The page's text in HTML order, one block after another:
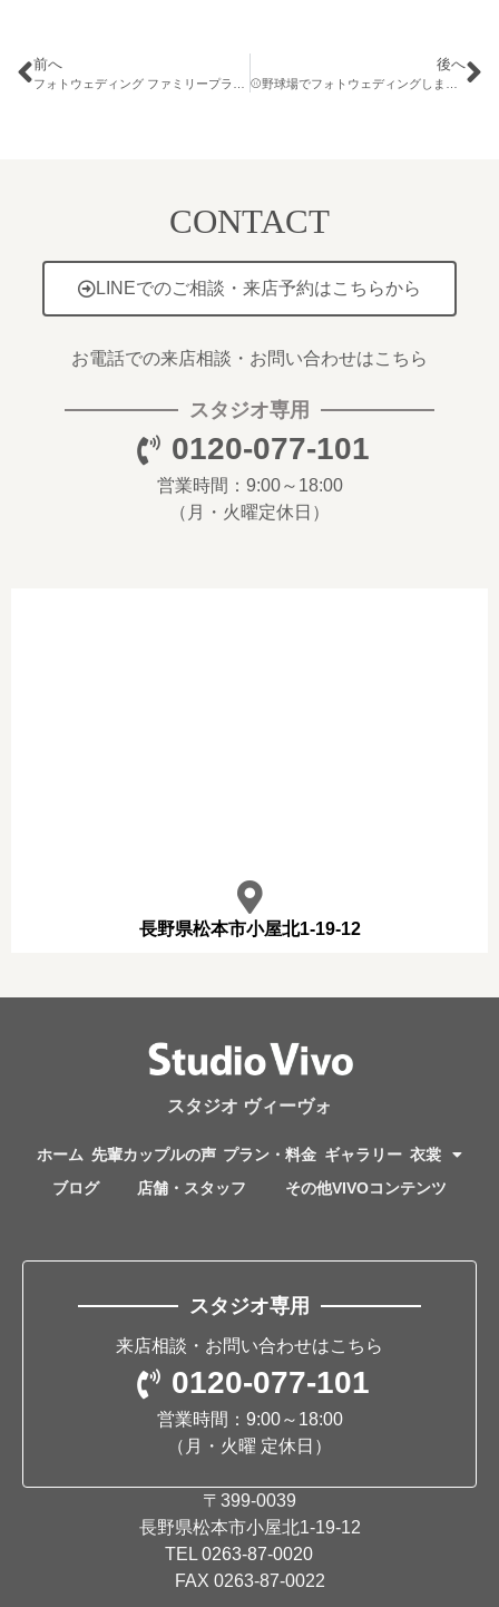
前へ 後へ
CONTACT
LINEでのご相談・来店予約はこちらから
お電話での来店相談・お問い合わせはこちら
スタジオ専用
0120-077-101
営業時間：9:00～18:00
（月・火曜定休日）
長野県松本市小屋北1-19-12
スタジオ ヴィーヴォ
ホーム 先輩カップルの声 プラン・料金 ギャラリー 衣裳
ブログ
店舗・スタッフ その他VIVOコンテンツ
スタジオ専用
来店相談・お問い合わせはこちら
0120-077-101
営業時間：9:00～18:00
（月・火曜 定休日）
〒399-0039
長野県松本市小屋北1-19-12
TEL0263-87-0020
FAX 0263-87-0022